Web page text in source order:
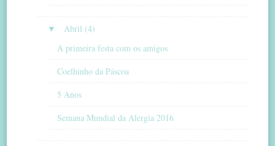
▼
Abril (4)
A primeira festa com os amigos
Coelhinho da Páscoa
5 Anos
Semana Mundial da Alergia 2016